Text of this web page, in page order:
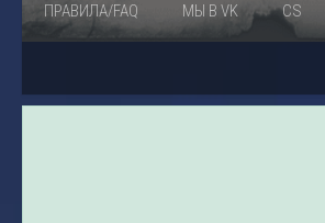
ПРАВИЛА/FAQ МЫ В VK CS